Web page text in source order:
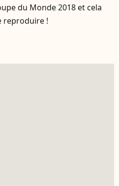
du Monde 2018 et cela
reproduire !